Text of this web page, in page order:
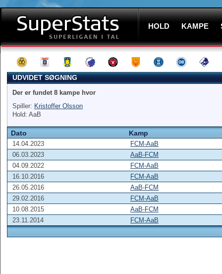
HOLD KAMPE
UDVIDET SØGNING
Der er fundet 8 kampe hvor
Spiller: Kristoffer Olsson
Hold: AaB
Dato Kamp
14.04.2023
FCM-AaB
06.03.2023
AaB-FCM
04.09.2022
FCM-AaB
16.10.2016
FCM-AaB
26.05.2016
AaB-FCM
29.02.2016
FCM-AaB
10.08.2015
AaB-FCM
23.11.2014
FCM-AaB